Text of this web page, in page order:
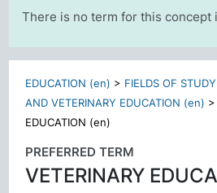
There is no term for this concept
EDUCATION (en) > FIELDS OF
AND VETERINARY EDUCATION (en)
EDUCATION (en)
PREFERRED TERM
VETERINARY